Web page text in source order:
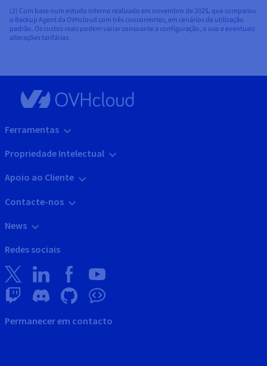
(2) Com base num estudo interno realizado em novembro de 2025, que comparou
o Backup Agent da OVHcloud com três concorrentes, em cenários de utilização
padrão. Os custos reais podem variar consoante a configuração, o uso e eventuais
alterações tarifárias.
Ferramentas
Propriedade Intelectual
Apoio ao Cliente
Contacte-nos
News
Redes sociais
Permanecer em contacto